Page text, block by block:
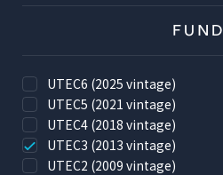
FUND
UTEC6 (2025 vintage)
UTEC5 (2021 vintage)
UTEC4 (2018 vintage)
UTEC3 (2013 vintage)
UTEC2 (2009 vintage)